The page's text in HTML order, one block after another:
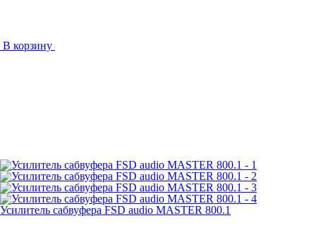
В корзину
Усилитель сабвуфера FSD audio MASTER 800.1